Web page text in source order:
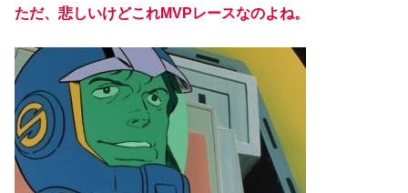
ただ、悲しいけどこれMVPレースなのよね。